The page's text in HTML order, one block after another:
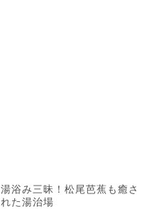
湯浴み三昧！松尾芭蕉も癒さ
れた湯治場